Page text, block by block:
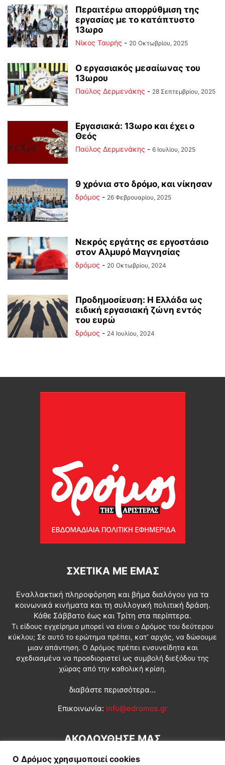
Περαιτέρω απορρύθμιση της
εργασίας με το κατάπτυστο
13ωρο
Νίκος Ταυρής - 20 Οκτωβρίου, 2025
Ο εργασιακός μεσαίωνας του
13ωρου
Παύλος Δερμενάκης - 28 Σεπτεμβρίου, 2025
Εργασιακά: 13ωρο και έχει ο
Θεός
Παύλος Δερμενάκης - 6 Ιουλίου, 2025
9 χρόνια στο δρόμο, και νίκησαν
δρόμος - 26 Φεβρουαρίου, 2025
Νεκρός εργάτης σε εργοστάσιο
στον Αλμυρό Μαγνησίας
δρόμος - 20 Οκτωβρίου, 2024
Προδημοσίευση: Η Ελλάδα ως
ειδική εργασιακή ζώνη εντός
του ευρώ
δρόμος - 24 Ιουλίου, 2024
ΣΧΕΤΙΚΆ ΜΕ ΕΜΆΣ
Εναλλακτική πληροφόρηση και βήμα διαλόγου για τα
κοινωνικά κινήματα και τη συλλογική πολιτική δράση.
Κάθε Σάββατο έως και Τρίτη στα περίπτερα.
Τι είδους εγχείρημα μπορεί να είναι ο Δρόμος του δεύτερου
κύκλου; Σε αυτό το ερώτημα πρέπει, κατ’ αρχάς, να δώσουμε
μιαν απάντηση. Ο Δρόμος πρέπει ενσυνείδητα και
σχεδιασμένα να προσδιοριστεί ως συμβολή διεξόδου της
χώρας από την καθολική κρίση.
διαβάστε περισσότερα...
Επικοινωνία: info@edromos.gr
ΑΚΟΛΟΥΘΗΣΕ ΜΑΣ
Ο Δρόμος χρησιμοποιεί cookies